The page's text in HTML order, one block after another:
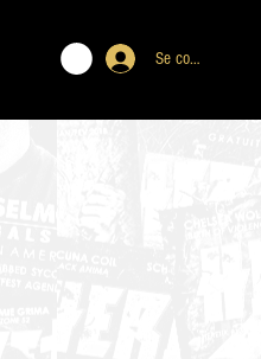
Se connecter